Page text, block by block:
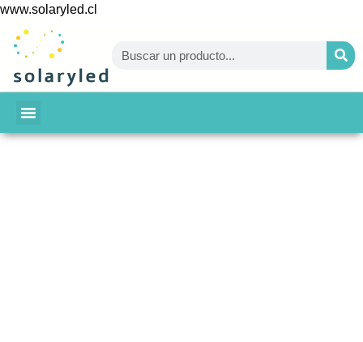
www.solaryled.cl